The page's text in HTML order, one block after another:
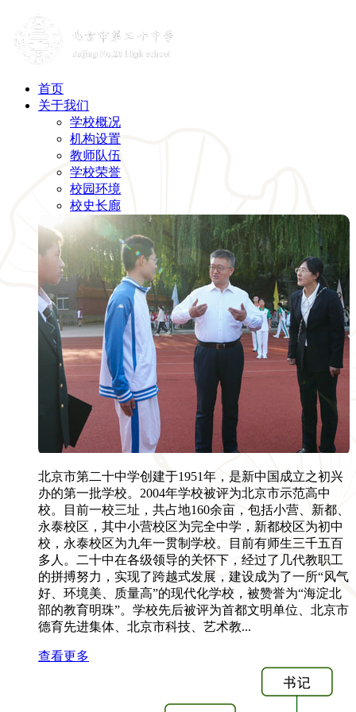
首页
关于我们
学校概况
机构设置
教师队伍
学校荣誉
校园环境
校史长廊
北京市第二十中学创建于1951年，是新中国成立之初兴
办的第一批学校。2004年学校被评为北京市示范高中
校。目前一校三址，共占地160余亩，包括小营、新都、
永泰校区，其中小营校区为完全中学，新都校区为初中
校，永泰校区为九年一贯制学校。目前有师生三千五百
多人。二十中在各级领导的关怀下，经过了几代教职工
的拼搏努力，实现了跨越式发展，建设成为了一所“风气
好、环境美、质量高”的现代化学校，被赞誉为“海淀北
部的教育明珠”。学校先后被评为首都文明单位、北京市
德育先进集体、北京市科技、艺术教...
查看更多